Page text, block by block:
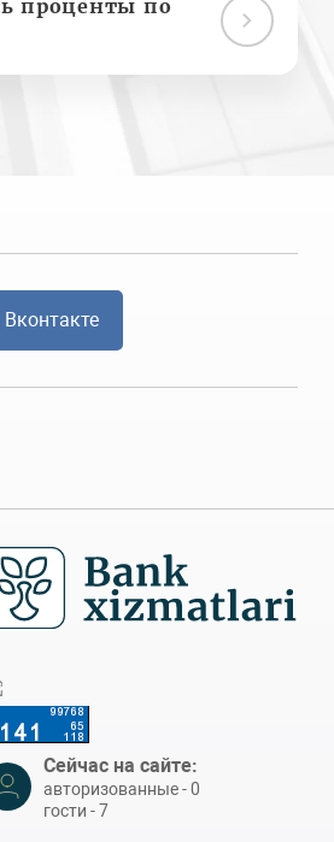
проценты по
Вконтакте
Сейчас на сайте:
авторизованные - 0
гости - 7